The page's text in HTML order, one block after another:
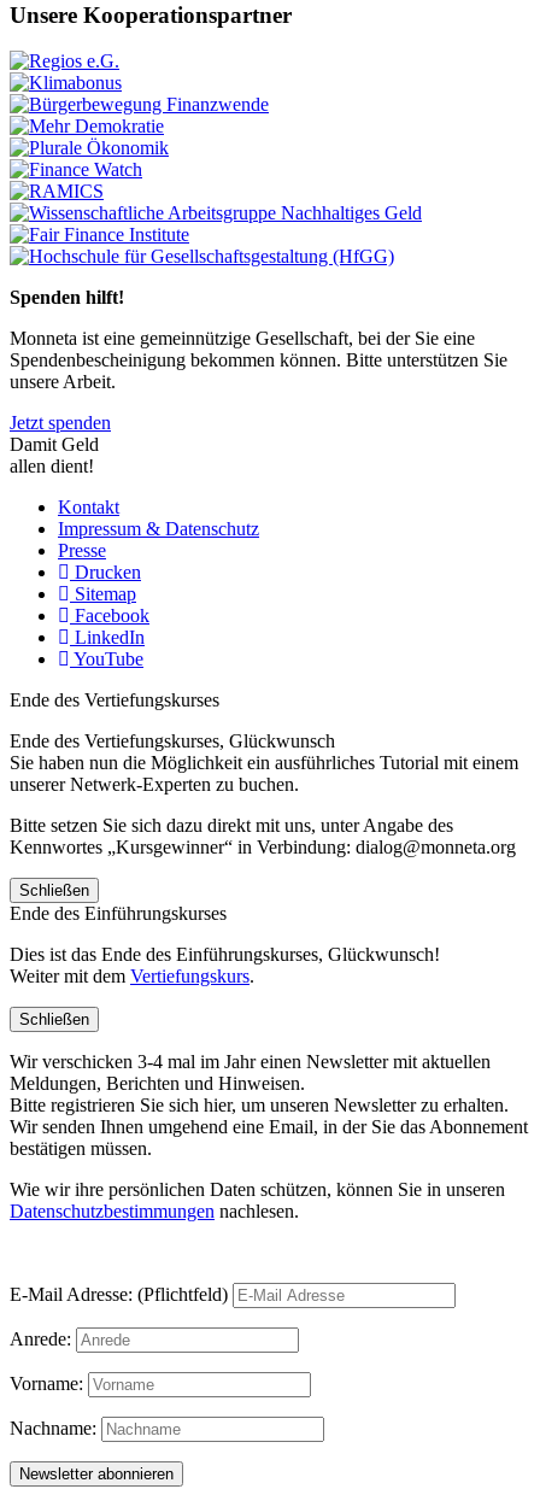
Unsere Kooperationspartner
Spenden hilft!
Monneta ist eine gemeinnützige Gesellschaft, bei der Sie eine
Spendenbescheinigung bekommen können. Bitte unterstützen Sie
unsere Arbeit.
Jetzt spenden
Damit Geld
allen dient!
Kontakt
Impressum & Datenschutz
Presse
Drucken
Sitemap
Facebook
LinkedIn
YouTube
Ende des Vertiefungskurses
Ende des Vertiefungskurses, Glückwunsch
Sie haben nun die Möglichkeit ein ausführliches Tutorial mit einem
unserer Netwerk-Experten zu buchen.
Bitte setzen Sie sich dazu direkt mit uns, unter Angabe des
Kennwortes „Kursgewinner“ in Verbindung: dialog@monneta.org
Schließen
Ende des Einführungskurses
Dies ist das Ende des Einführungskurses, Glückwunsch!
Weiter mit dem Vertiefungskurs.
Schließen
Wir verschicken 3-4 mal im Jahr einen Newsletter mit aktuellen
Meldungen, Berichten und Hinweisen.
Bitte registrieren Sie sich hier, um unseren Newsletter zu erhalten.
Wir senden Ihnen umgehend eine Email, in der Sie das Abonnement
bestätigen müssen.
Wie wir ihre persönlichen Daten schützen, können Sie in unseren
Datenschutzbestimmungen nachlesen.
E-Mail Adresse: (Pflichtfeld)
Anrede:
Vorname:
Nachname: